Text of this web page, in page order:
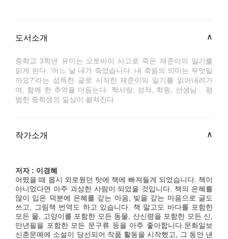
도서소개
중학교 3학년 유미는 오토바이 사고로 죽은 재준이의 일기를
읽게 된다. '어느 날 내가 죽었습니다. 내 죽음의 의미는 무엇일
까요?'라는 섬뜩한 글로 시작한 재준이의 일기를 읽어내려가
며, 함께 한 추억을 더듬는다. 짝사랑, 성적, 학원, 선생님... 평
범한 중학생의 일상이 펼쳐진다.
작가소개
저자 : 이경혜
어렸을 때 몹시 외로웠던 탓에 책에 빠져들게 되었습니다. 책이
아니었다면 아주 괴상한 사람이 되었을 것입니다. 책의 은혜를
많이 입은 덕분에 은혜를 갚는 마음, 빚을 갚는 마음으로 글도
쓰고, 그림책 번역도 하고 있습니다. 책 말고도 바다를 포함한
모든 물, 고양이를 포함한 모든 동물, 산신령을 포함한 모든 신,
만년필을 포함한 모든 문구류 등을 아주 좋아합니다.문화일보
신춘문예에 소설이 당선되어 작품 활동을 시작했고, 그 동안 낸